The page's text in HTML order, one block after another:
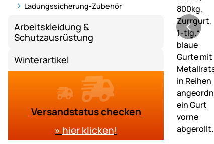
Ladungssicherung-Zubehör
Arbeitskleidung &
Schutzausrüstung
Winterartikel
Versandstatus checken
» hier klicken!